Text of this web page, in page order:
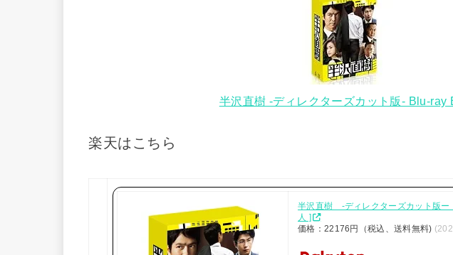
半沢直樹 -ディレクターズカット版- Blu-ray
楽天はこちら
半沢直樹 -ディレクターズカット版
人 ]
価格：22176円（税込、送料無料)